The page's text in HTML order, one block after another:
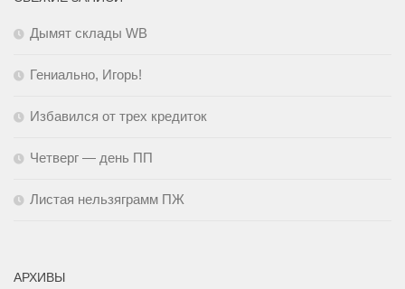
Дымят склады WB
Гениально, Игорь!
Избавился от трех кредиток
Четверг — день ПП
Листая нельзяграмм ПЖ
АРХИВЫ